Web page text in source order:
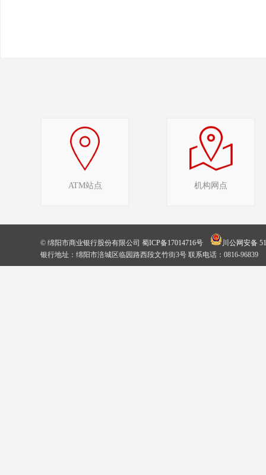
ATM站点 机构网点
© 绵阳市商业银行股份有限公司 蜀ICP备17014716号
川公网安备
银行地址：绵阳市涪城区临园路西段文竹街3号 联系电话：0816-96839